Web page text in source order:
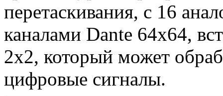
перетаскивания, с 16
каналами Dante 64x64,
2x2, который может
цифровые сигналы.